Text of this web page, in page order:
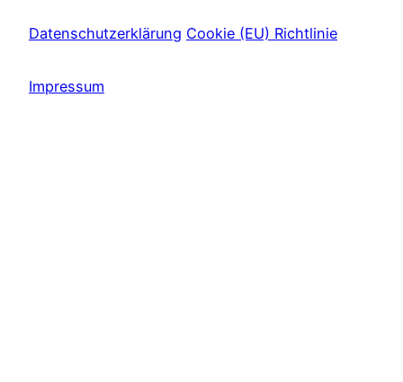
Datenschutzerklärung Cookie (EU) Richtlinie
Impressum